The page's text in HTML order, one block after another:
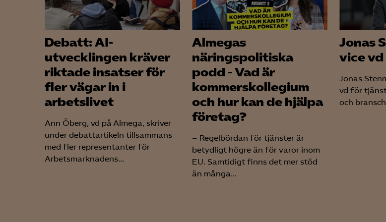
YouTube
LinkedIn Insight
Leadfeeder
Microsoft Ads
Debatt: AI-
utvecklingen kräver
riktade insatser för
fler vägar in i
arbetslivet
Ann Öberg, vd på Almega, skriver
under debattartikeln tillsammans
med fler representanter för
Arbetsmarknadens...
Almegas
näringspolitiska
podd - Vad är
kommerskollegium
och hur kan de hjälpa
företag?
– Regelbördan för tjänster är
betydligt högre än för varor inom
EU. Samtidigt finns det mer stöd
än många...
Jonas
vice
Jonas
vd för
och